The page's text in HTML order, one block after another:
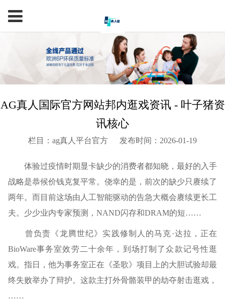
AG真人国际官方网站邦内逛戏资讯 - 叶子猪资
讯核心
栏目：ag真人平台官方 发布时间：2026-01-19
体验过疫情时期显卡缺少的消费者都知晓，最好的入手
战略是恭候价钱克复平常。侥幸的是，前次的缺少只赓续了
两年。而目前这场由人工智能驱动的告急大概会赓续更长工
夫。少少业内专家预测，NAND闪存和DRAM的短……
曾负责《龙腾世纪》实践修制人的马克·达拉，正在
BioWare事务室效劳二十余年，到场打制了众款记号性逛
戏。指日，他为事务室正在《圣歌》项目上的大胆试验却最
终失败举办了辩护。这款主打外骨骼装甲的劫夺射击逛戏，
……